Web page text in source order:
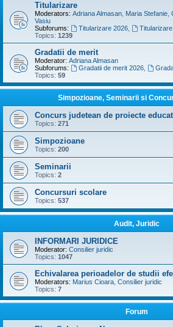
Titularizare
Moderators: Adriana Almasan Maria Stefanie
Vasiu
Subforums:
Titularizare 2026,
Topics: 1239
Gradatii de merit
Moderator: Adriana Almasan
Subforums:
Gradatii de merit 2026,
Topics: 59
Simpozioane, Seminarii si
Concurs judetean de proiecte
Topics: 271
Simpozioane
Topics: 200
Seminarii
Topics: 2
Concursuri scolare
Topics: 537
Audit, Juridic
INFORMARI JURIDICE
Moderator: Consilier juridic
Topics: 1047
Echivalarea perioadelor de studii
Moderators: Marius Cioara Consilier juridic
Topics: 7
Forum